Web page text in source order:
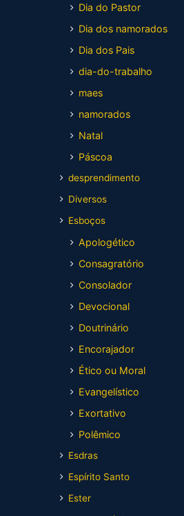
Dia do Pastor
Dia dos namorados
Dia dos Pais
dia-do-trabalho
maes
namorados
Natal
Páscoa
desprendimento
Diversos
Esboços
Apologético
Consagratório
Consolador
Devocional
Doutrinário
Encorajador
Ético ou Moral
Evangelístico
Exortativo
Polêmico
Esdras
Espírito Santo
Ester